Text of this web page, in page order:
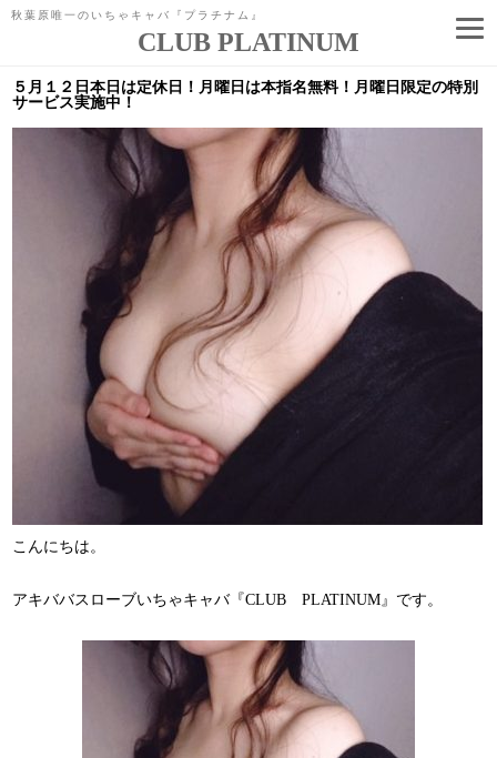
秋葉原唯一のいちゃキャバ『プラチナム』
CLUB PLATINUM
ン
テ
ツ
へ
ス
キ
ッ
プ
５月１２日本日は定休日！月曜日は本指名無料！月曜日限定の特別
サービス実施中！
こんにちは。
アキババスローブいちゃキャバ『CLUB PLATINUM』です。